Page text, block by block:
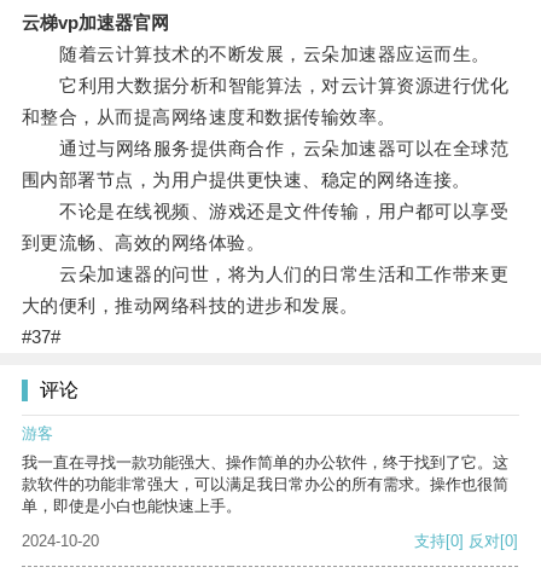
云梯vp加速器官网
随着云计算技术的不断发展，云朵加速器应运而生。
它利用大数据分析和智能算法，对云计算资源进行优化
和整合，从而提高网络速度和数据传输效率。
通过与网络服务提供商合作，云朵加速器可以在全球范
围内部署节点，为用户提供更快速、稳定的网络连接。
不论是在线视频、游戏还是文件传输，用户都可以享受
到更流畅、高效的网络体验。
云朵加速器的问世，将为人们的日常生活和工作带来更
大的便利，推动网络科技的进步和发展。
#37#
评论
游客
我一直在寻找一款功能强大、操作简单的办公软件，终于找到了它。这
款软件的功能非常强大，可以满足我日常办公的所有需求。操作也很简
单，即使是小白也能快速上手。
2024-10-20
支持[0] 反对[0]